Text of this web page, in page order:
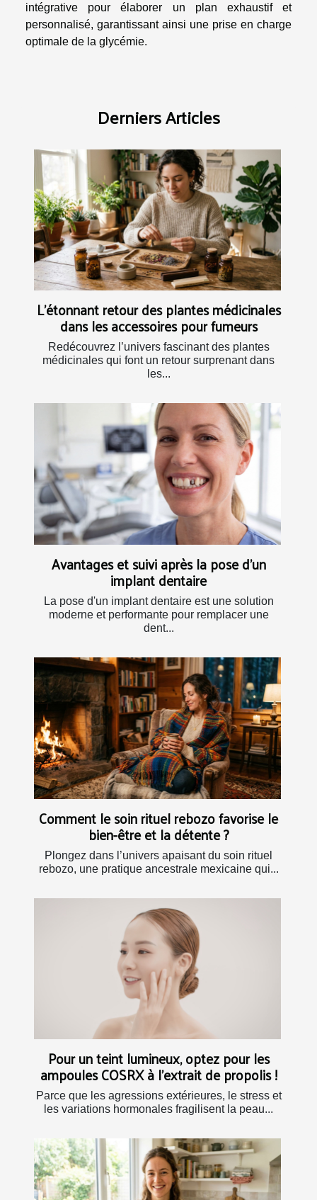
intégrative pour élaborer un plan exhaustif et
personnalisé, garantissant ainsi une prise en charge
optimale de la glycémie.
Derniers Articles
L’étonnant retour des plantes médicinales
dans les accessoires pour fumeurs
Redécouvrez l’univers fascinant des plantes
médicinales qui font un retour surprenant dans
les...
Avantages et suivi après la pose d'un
implant dentaire
La pose d'un implant dentaire est une solution
moderne et performante pour remplacer une
dent...
Comment le soin rituel rebozo favorise le
bien-être et la détente ?
Plongez dans l’univers apaisant du soin rituel
rebozo, une pratique ancestrale mexicaine qui...
Pour un teint lumineux, optez pour les
ampoules COSRX à l’extrait de propolis !
Parce que les agressions extérieures, le stress et
les variations hormonales fragilisent la peau...